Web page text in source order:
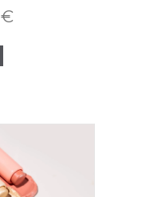
€
Sellel
mitu
varianti.
Valikud